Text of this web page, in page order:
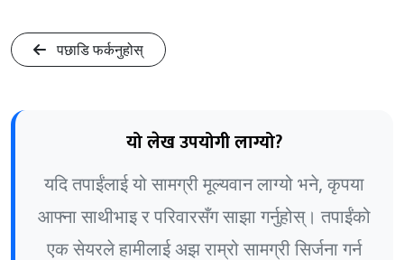
पछाडि फर्कनुहोस्
यो लेख उपयोगी लाग्यो?
यदि तपाईंलाई यो सामग्री मूल्यवान लाग्यो भने, कृपया
आफ्ना साथीभाइ र परिवारसँग साझा गर्नुहोस्। तपाईंको
एक सेयरले हामीलाई अझ राम्रो सामग्री सिर्जना गर्न